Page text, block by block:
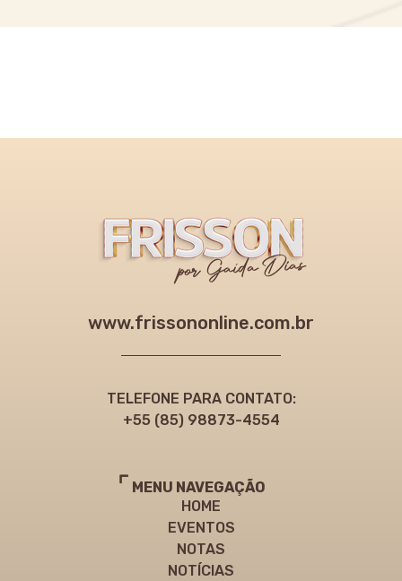
www.frissononline.com.br
TELEFONE PARA CONTATO:
+55 (85) 98873-4554
MENU NAVEGAÇÃO
HOME
EVENTOS
NOTAS
NOTÍCIAS